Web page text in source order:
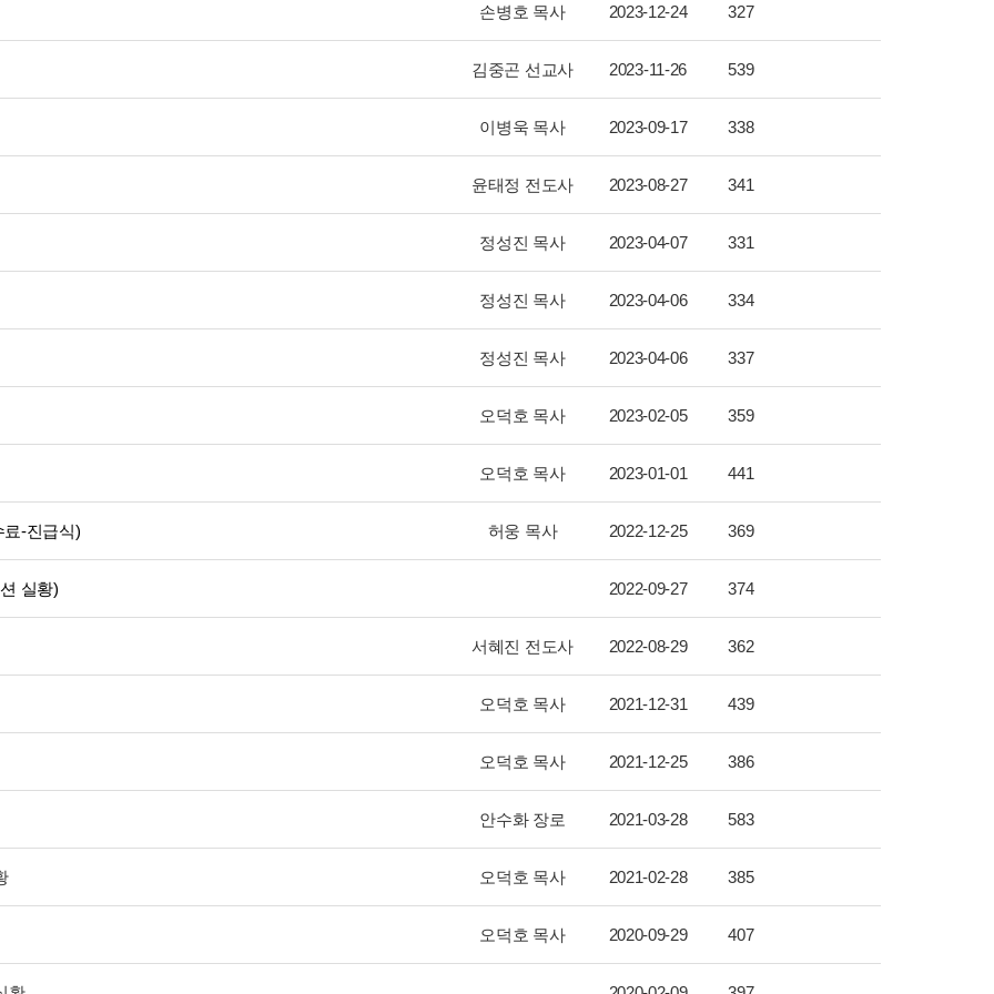
손병호 목사 2023-12-24 327
김중곤 선교사 2023-11-26 539
이병욱 목사 2023-09-17 338
윤태정 전도사 2023-08-27 341
정성진 목사 2023-04-07 331
정성진 목사 2023-04-06 334
정성진 목사 2023-04-06 337
오덕호 목사 2023-02-05 359
오덕호 목사 2023-01-01 441
료-진급식) 허웅 목사 2022-12-25 369
실황) 2022-09-27 374
서혜진 전도사 2022-08-29 362
오덕호 목사 2021-12-31 439
오덕호 목사 2021-12-25 386
안수화 장로 2021-03-28 583
오덕호 목사 2021-02-28 385
오덕호 목사 2020-09-29 407